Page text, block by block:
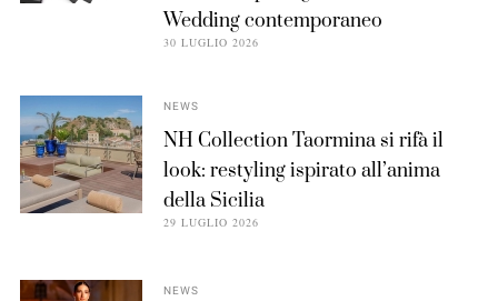
Wedding contemporaneo
30 LUGLIO 2026
NEWS
NH Collection Taormina si rifà il
look: restyling ispirato all’anima
della Sicilia
29 LUGLIO 2026
NEWS